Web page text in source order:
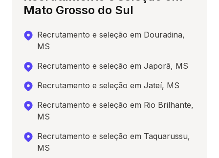
Mato Grosso do Sul
Recrutamento e seleção em Douradina,
MS
Recrutamento e seleção em Japorã, MS
Recrutamento e seleção em Jateí, MS
Recrutamento e seleção em Rio Brilhante,
MS
Recrutamento e seleção em Taquarussu,
MS